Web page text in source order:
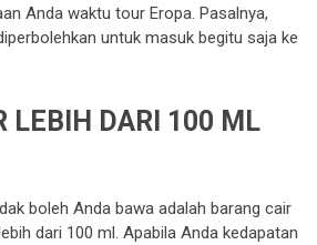
Anda waktu tour Eropa. Pasalnya,
untuk masuk begitu saja ke
LEBIH DARI 100 ML
boleh Anda bawa adalah barang cair
dari 100 ml. Apabila Anda kedapatan